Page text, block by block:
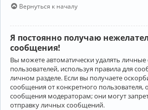
Вернуться к началу
Я постоянно получаю
сообщения!
Вы можете автоматически удалять
пользователей, используя правила для
личном разделе. Если вы получаете
сообщения от конкретного пользователя,
сообщения модераторам; они могут
отправку личных сообщений.